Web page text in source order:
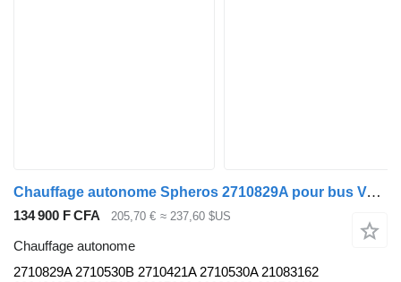
Chauffage autonome Spheros 2710829A pour bus Volvo B5LH, B0E (2008-)
134 900 F CFA 205,70 € ≈ 237,60 $US
Chauffage autonome
2710829A 2710530B 2710421A 2710530A 21083162